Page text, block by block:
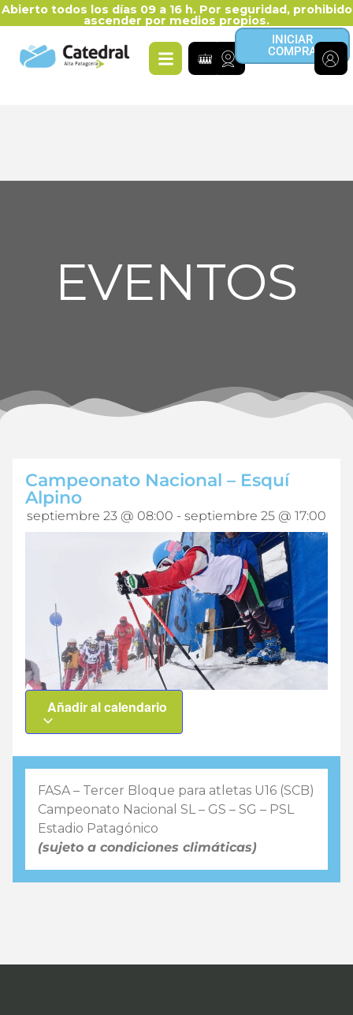
Abierto todos los días 09 a 16 h. Por seguridad, prohibido
ascender por medios propios.
INICIAR
COMPRA
EVENTOS
Campeonato Nacional – Esquí
Alpino
septiembre 23 @ 08:00 - septiembre 25 @ 17:00
Añadir al calendario
FASA – Tercer Bloque para atletas U16 (SCB)
Campeonato Nacional SL – GS – SG – PSL
Estadio Patagónico
(sujeto a condiciones climáticas)